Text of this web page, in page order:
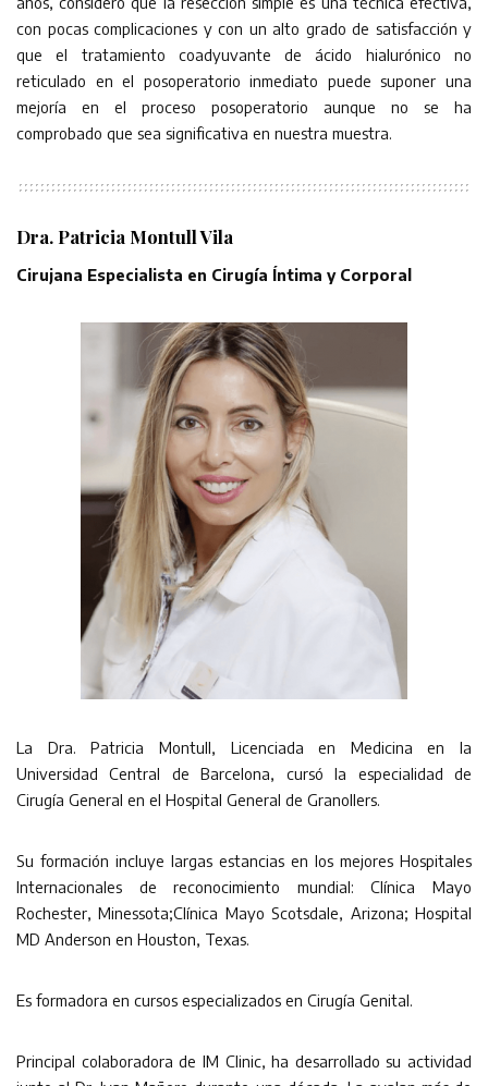
con pocas complicaciones y con un alto grado de satisfacción y
que el tratamiento coadyuvante de ácido hialurónico no
reticulado en el posoperatorio inmediato puede suponer una
mejoría en el proceso posoperatorio aunque no se ha
comprobado que sea significativa en nuestra muestra.
Dra. Patricia Montull Vila
Cirujana Especialista en Cirugía Íntima y Corporal
La Dra. Patricia Montull, Licenciada en Medicina en la
Universidad Central de Barcelona, cursó la especialidad de
Cirugía General en el Hospital General de Granollers.
Su formación incluye largas estancias en los mejores Hospitales
Internacionales de reconocimiento mundial: Clínica Mayo
Rochester, Minessota;Clínica Mayo Scotsdale, Arizona; Hospital
MD Anderson en Houston, Texas.
Es formadora en cursos especializados en Cirugía Genital.
Principal colaboradora de IM Clinic, ha desarrollado su actividad